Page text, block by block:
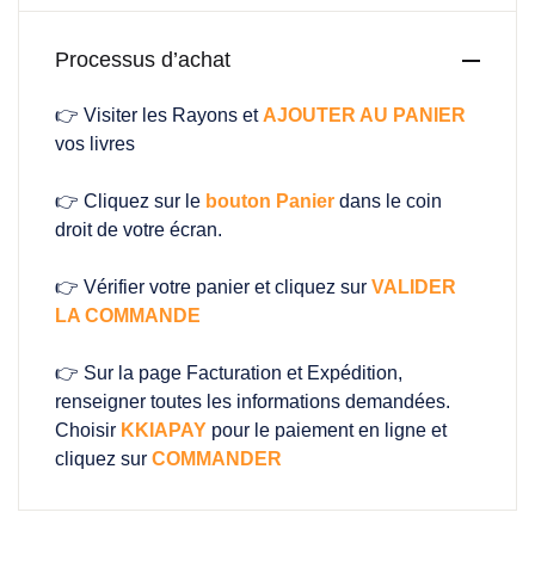
Processus d’achat
👉 Visiter les Rayons et AJOUTER AU PANIER
vos livres
👉 Cliquez sur le bouton Panier dans le coin
droit de votre écran.
👉 Vérifier votre panier et cliquez sur VALIDER
LA COMMANDE
👉 Sur la page Facturation et Expédition,
renseigner toutes les informations demandées.
Choisir KKIAPAY pour le paiement en ligne et
cliquez sur COMMANDER